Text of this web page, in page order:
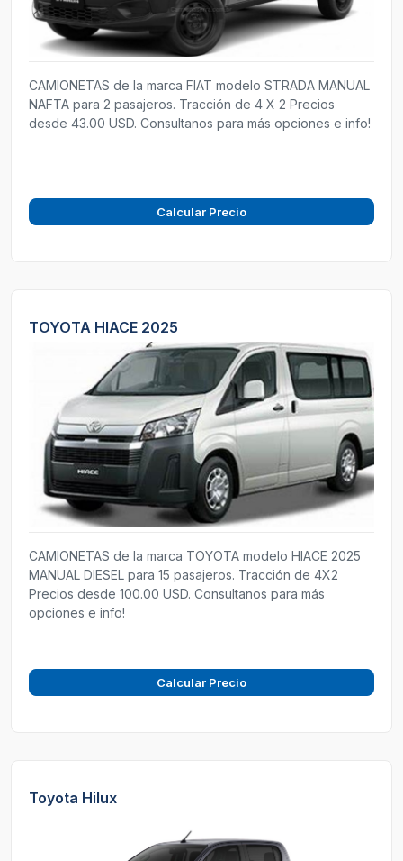
CAMIONETAS de la marca FIAT modelo STRADA MANUAL
NAFTA para 2 pasajeros. Tracción de 4 X 2 Precios
desde 43.00 USD. Consultanos para más opciones e info!
Calcular Precio
TOYOTA HIACE 2025
CAMIONETAS de la marca TOYOTA modelo HIACE 2025
MANUAL DIESEL para 15 pasajeros. Tracción de 4X2
Precios desde 100.00 USD. Consultanos para más
opciones e info!
Calcular Precio
Toyota Hilux